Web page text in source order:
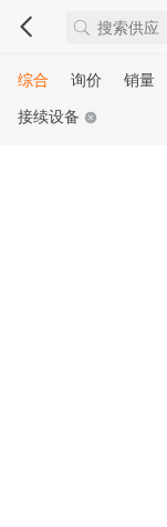
综合 询价 销量
接续设备